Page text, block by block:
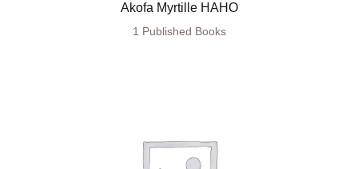
Akofa Myrtille HAHO
1 Published Books